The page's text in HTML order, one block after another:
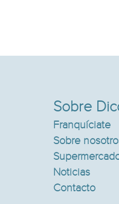
Sobre
Franquíciate
Sobre
Noticias
Contacto